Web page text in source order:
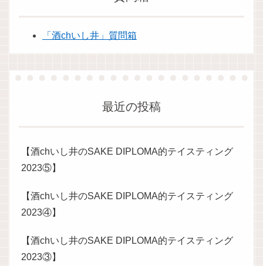
「酒chいし井」質問箱
最近の投稿
【酒chいし井のSAKE DIPLOMA的テイスティング
2023⑤】
【酒chいし井のSAKE DIPLOMA的テイスティング
2023④】
【酒chいし井のSAKE DIPLOMA的テイスティング
2023③】